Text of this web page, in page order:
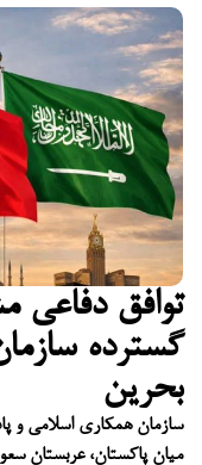
توافق دفاعی
گسترده
بحرین
سازمان همکاری اسلامی و
میان پاکستان، عربستان